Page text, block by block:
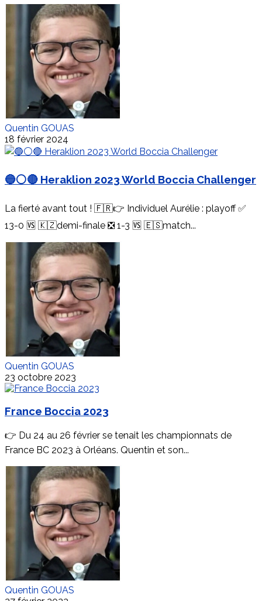
Quentin GOUAS
18 février 2024
🔵⚪️🔴 Heraklion 2023 World Boccia Challenger
La fierté avant tout ! 🇫🇷👉 Individuel Aurélie : playoff ✅
13-0 🆚 🇰🇿demi-finale ❎ 1-3 🆚 🇪🇸match...
Quentin GOUAS
23 octobre 2023
France Boccia 2023
👉 Du 24 au 26 février se tenait les championnats de
France BC 2023 à Orléans. Quentin et son...
Quentin GOUAS